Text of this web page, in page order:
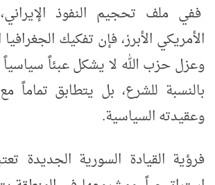
ففي ملف تحجيم النفوذ
الأمريكي الأبرز، فإن تفكيك
وعزل حزب الله لا يشكل عبئاً سياسياً
بالنسبة للشرع، بل يتطابق تماماً
وعقيدته السياسية.
فرؤية القيادة السورية الجديدة